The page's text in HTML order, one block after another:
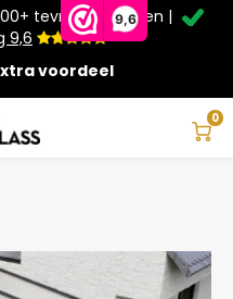
9,6
tevreden klanten |
9,6
voordeel
0
op schuifwanden en
kassa korting*
meter